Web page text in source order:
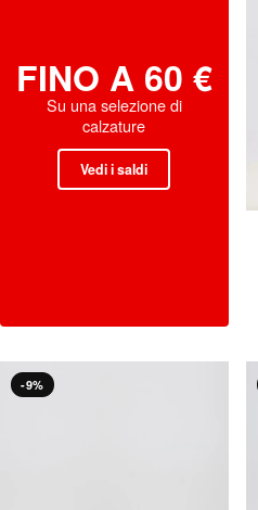
FINO A 60 €
Su una selezione di
calzature
Vedi i saldi
-9%